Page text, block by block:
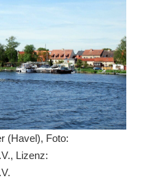
(Havel), Foto:
Lizenz: